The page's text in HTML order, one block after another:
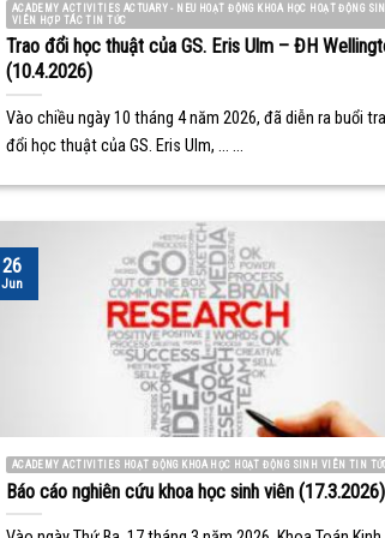
ACADEMY ACTIVITIES ACTUARY - NEU HOẠT ĐỘNG KHOA HỌC HOẠT ĐỘNG
VIÊN HỢP TÁC TIN TỨC
Trao đổi học thuật của GS. Eris Ulm – ĐH
(10.4.2026)
Vào chiều ngày 10 tháng 4 năm 2026, đã diễn ra buổi
đổi học thuật của GS. Eris Ulm, ... ...
ACADEMY ACTIVITIES HOẠT ĐỘNG KHOA HỌC HOẠT ĐỘNG SINH VIÊN TIN
Báo cáo nghiên cứu khoa học sinh viên (17.3.2026)
26
Jun